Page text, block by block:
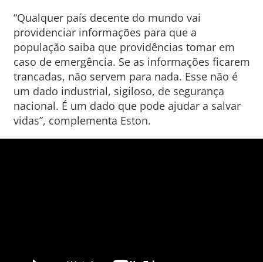
“Qualquer país decente do mundo vai
providenciar informações para que a
população saiba que providências tomar em
caso de emergência. Se as informações ficarem
trancadas, não servem para nada. Esse não é
um dado industrial, sigiloso, de segurança
nacional. É um dado que pode ajudar a salvar
vidas”, complementa Eston.